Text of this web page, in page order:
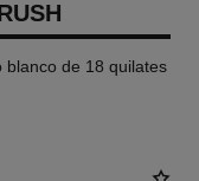
blanco de 18 quilates